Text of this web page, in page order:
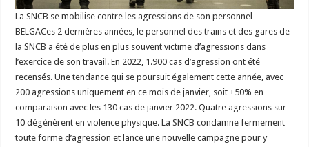
La SNCB se mobilise contre les agressions de son personnel
BELGACes 2 dernières années, le personnel des trains et des gares de
la SNCB a été de plus en plus souvent victime d’agressions dans
l’exercice de son travail. En 2022, 1.900 cas d’agression ont été
recensés. Une tendance qui se poursuit également cette année, avec
200 agressions uniquement en ce mois de janvier, soit +50% en
comparaison avec les 130 cas de janvier 2022. Quatre agressions sur
10 dégénèrent en violence physique. La SNCB condamne fermement
toute forme d’agression et lance une nouvelle campagne pour y